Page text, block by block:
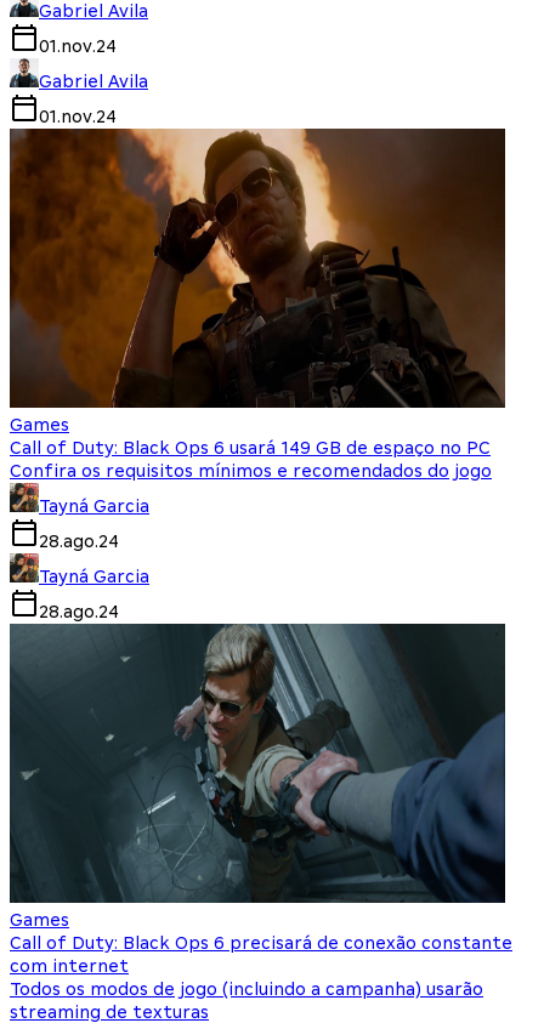
Gabriel Avila
01.nov.24
Gabriel Avila
01.nov.24
Games
Call of Duty: Black Ops 6 usará 149 GB de espaço no PC
Confira os requisitos mínimos e recomendados do jogo
Tayná Garcia
28.ago.24
Tayná Garcia
28.ago.24
Games
Call of Duty: Black Ops 6 precisará de conexão constante
com internet
Todos os modos de jogo (incluindo a campanha) usarão
streaming de texturas